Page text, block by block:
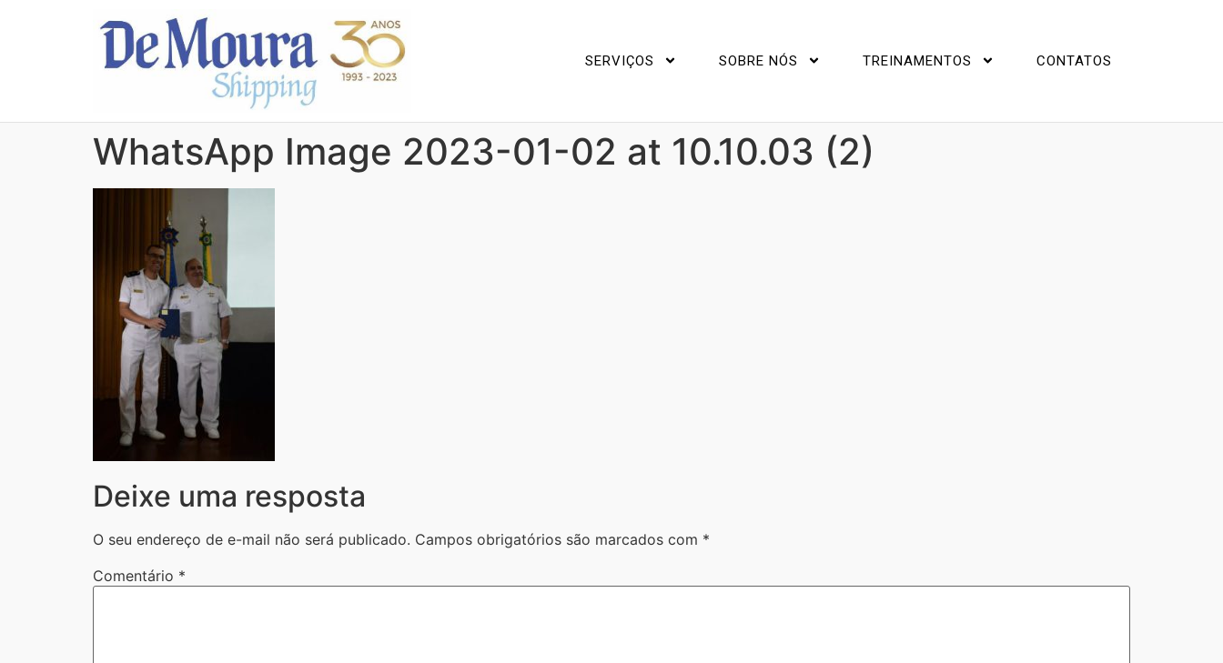
SERVIÇOS SOBRE NÓS TREINAMENTOS CONTATOS
WhatsApp Image 2023-01-02 at 10.10.03 (2)
Deixe uma resposta
O seu endereço de e-mail não será publicado. Campos obrigatórios são marcados com *
Comentário *